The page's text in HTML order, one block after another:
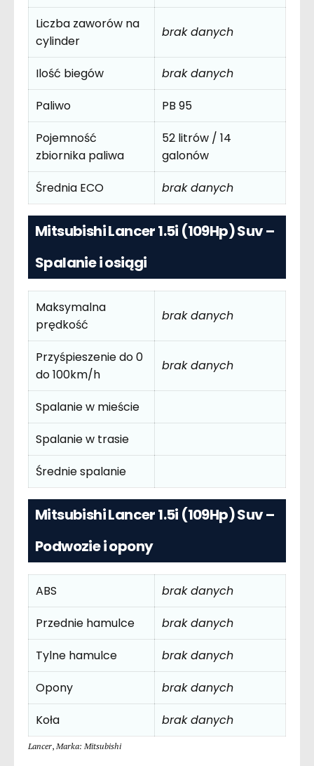
Liczba zaworów na
cylinder
brak danych
Ilość biegów
brak danych
Paliwo
PB 95
Pojemność
zbiornika paliwa
52 litrów / 14
galonów
Średnia ECO
brak danych
Mitsubishi Lancer 1.5i (109Hp) Suv –
Spalanie i osiągi
Maksymalna
prędkość
brak danych
Przyśpieszenie do 0
do 100km/h
brak danych
Spalanie w mieście
Spalanie w trasie
Średnie spalanie
Mitsubishi Lancer 1.5i (109Hp) Suv –
Podwozie i opony
ABS
brak danych
Przednie hamulce
brak danych
Tylne hamulce
brak danych
Opony
brak danych
Koła
brak danych
Lancer, Marka: Mitsubishi